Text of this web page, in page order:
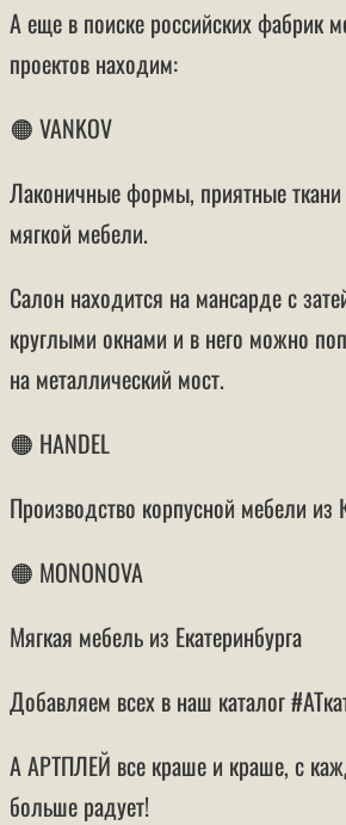
А еще в поиске российских фабрик
проектов находим:
🟠 VANKOV
Лаконичные формы, приятные ткани
мягкой мебели.
Салон находится на мансарде с
круглыми окнами и в него можно
на металлический мост.
🟠 HANDEL
Производство корпусной мебели из
🟠 MONONOVA
Мягкая мебель из Екатеринбурга
Добавляем всех в наш каталог
А АРТПЛЕЙ все краше и краше, с
больше радует!